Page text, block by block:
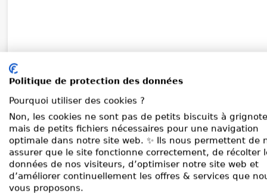
Politique de protection des données
Pourquoi utiliser des cookies ?
Non, les cookies ne sont pas de petits biscuits à
mais de petits fichiers nécessaires pour une navigation
optimale dans notre site web. ✨ Ils nous permettent de
assurer que le site fonctionne correctement, de récolter
données de nos visiteurs, d’optimiser notre site web et
d’améliorer continuellement les offres & services que
vous proposons.